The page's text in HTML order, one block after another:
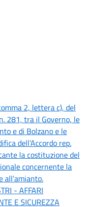
2, lettera c), del
281, tra il Governo, le
e di Bolzano e le
dell’Accordo rep.
la costituzione del
concernente la
all’amianto.
- AFFARI
E SICUREZZA